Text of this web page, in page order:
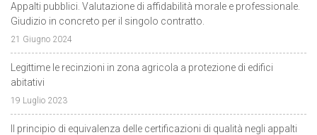
Appalti pubblici. Valutazione di affidabilità morale e professionale.
Giudizio in concreto per il singolo contratto.
21 Giugno 2024
Legittime le recinzioni in zona agricola a protezione di edifici
abitativi
19 Luglio 2023
Il principio di equivalenza delle certificazioni di qualità negli appalti